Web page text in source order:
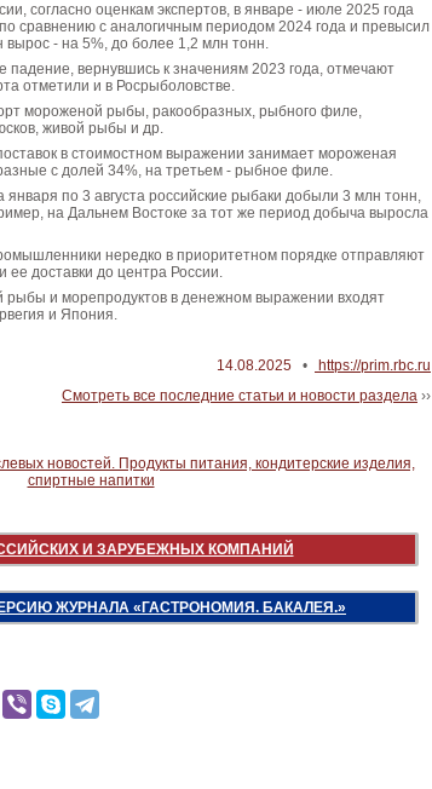
согласно оценкам экспертов, в январе - июле 2025 года
сравнению с аналогичным периодом 2024 года и превысил
- на 5%, до более 1,2 млн тонн.
падение, вернувшись к значениям 2023 года, отмечают
отметили и в Росрыболовстве.
мороженой рыбы, ракообразных, рыбного филе,
живой рыбы и др.
в стоимостном выражении занимает мороженая
с долей 34%, на третьем - рыбное филе.
по 3 августа российские рыбаки добыли 3 млн тонн,
на Дальнем Востоке за тот же период добыча выросла
нередко в приоритетном порядке отправляют
ее доставки до центра России.
рыбы и морепродуктов в денежном выражении входят
и Япония.
14.08.2025 •
https://prim.rbc.ru
Смотреть все последние статьи и новости раздела ››
И ЗАРУБЕЖНЫХ КОМПАНИЙ
ЖУРНАЛА «ГАСТРОНОМИЯ. БАКАЛЕЯ.»